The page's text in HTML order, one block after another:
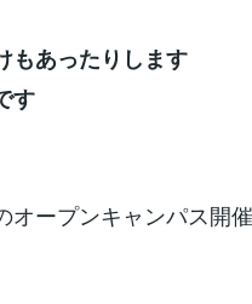
もあったりします
す
オープンキャンパス開